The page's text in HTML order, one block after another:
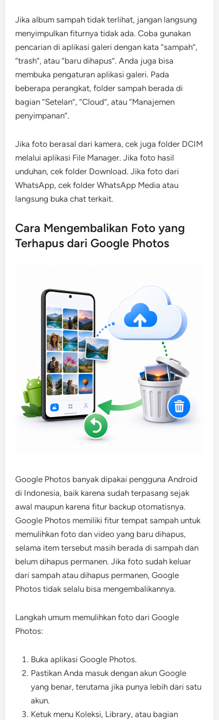
Jika album sampah tidak terlihat, jangan langsung
menyimpulkan fiturnya tidak ada. Coba gunakan
pencarian di aplikasi galeri dengan kata “sampah”,
“trash”, atau “baru dihapus”. Anda juga bisa
membuka pengaturan aplikasi galeri. Pada
beberapa perangkat, folder sampah berada di
bagian “Setelan”, “Cloud”, atau “Manajemen
penyimpanan”.
Jika foto berasal dari kamera, cek juga folder DCIM
melalui aplikasi File Manager. Jika foto hasil
unduhan, cek folder Download. Jika foto dari
WhatsApp, cek folder WhatsApp Media atau
langsung buka chat terkait.
Cara Mengembalikan Foto yang
Terhapus dari Google Photos
Google Photos banyak dipakai pengguna Android
di Indonesia, baik karena sudah terpasang sejak
awal maupun karena fitur backup otomatisnya.
Google Photos memiliki fitur tempat sampah untuk
memulihkan foto dan video yang baru dihapus,
selama item tersebut masih berada di sampah dan
belum dihapus permanen. Jika foto sudah keluar
dari sampah atau dihapus permanen, Google
Photos tidak selalu bisa mengembalikannya.
Langkah umum memulihkan foto dari Google
Photos:
Buka aplikasi Google Photos.
Pastikan Anda masuk dengan akun Google
yang benar, terutama jika punya lebih dari satu
akun.
Ketuk menu Koleksi, Library, atau bagian